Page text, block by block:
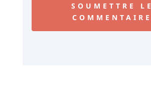
SOUMETTRE LE
COMMENTAIRE